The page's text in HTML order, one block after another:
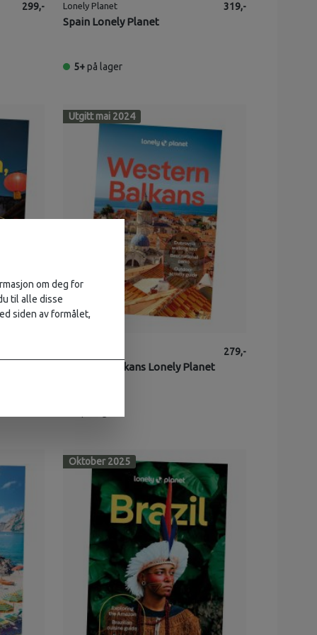
299,- Lonely Planet
Spain Lonely Planet
319,-
5+ på lager
Utgitt mai 2024
Western Balkans Lonely Planet
279,-
Oktober 2025
om deg for
til alle disse
siden av formålet,